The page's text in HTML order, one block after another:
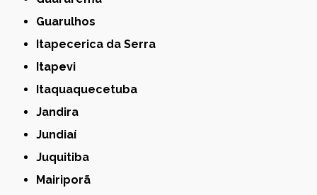
Guarulhos
Itapecerica da Serra
Itapevi
Itaquaquecetuba
Jandira
Jundiaí
Juquitiba
Mairiporã